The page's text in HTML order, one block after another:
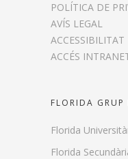
POLÍTICA DE
AVÍS LEGAL
ACCESSIBILITAT
ACCÉS
FLORIDA GRUP
Florida
Florida